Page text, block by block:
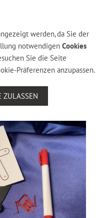
werden, da Sie der
notwendigen Cookies
Sie die Seite
Präferenzen anzupassen.
ZULASSEN